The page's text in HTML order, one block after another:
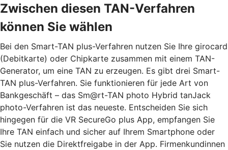
Zwischen diesen TAN-Verfahren
können Sie wählen
Bei den Smart-TAN plus-Verfahren nutzen Sie Ihre girocard
(Debitkarte) oder Chipkarte zusammen mit einem TAN-
Generator, um eine TAN zu erzeugen. Es gibt drei Smart-
TAN plus-Verfahren. Sie funktionieren für jede Art von
Bankgeschäft – das Sm@rt-TAN photo Hybrid tanJack
photo-Verfahren ist das neueste. Entscheiden Sie sich
hingegen für die VR SecureGo plus App, empfangen Sie
Ihre TAN einfach und sicher auf Ihrem Smartphone oder
Sie nutzen die Direktfreigabe in der App. Firmenkundinnen